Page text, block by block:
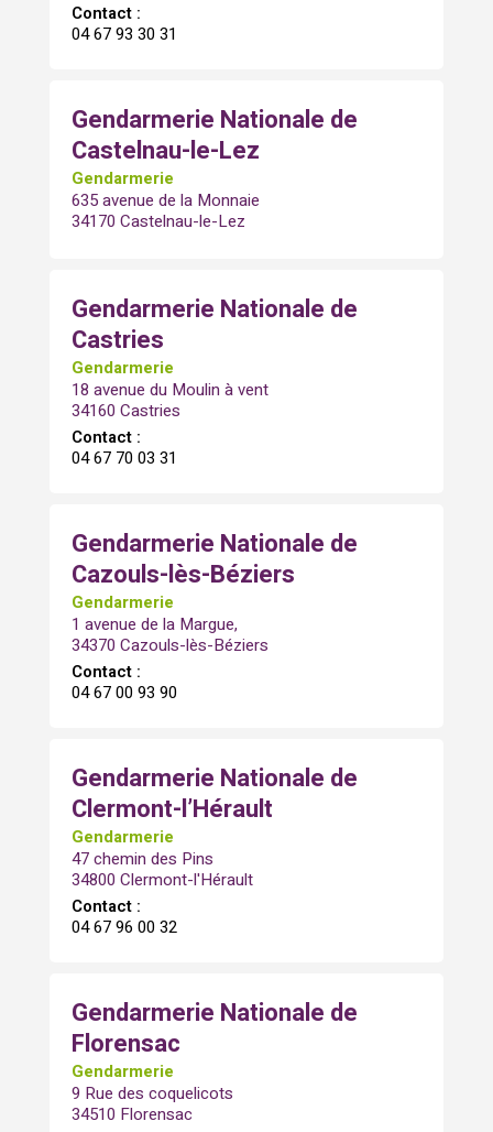
Contact :
04 67 93 30 31
Gendarmerie Nationale de
Castelnau-le-Lez
Gendarmerie
635 avenue de la Monnaie
34170 Castelnau-le-Lez
Gendarmerie Nationale de
Castries
Gendarmerie
18 avenue du Moulin à vent
34160 Castries
Contact :
04 67 70 03 31
Gendarmerie Nationale de
Cazouls-lès-Béziers
Gendarmerie
1 avenue de la Margue,
34370 Cazouls-lès-Béziers
Contact :
04 67 00 93 90
Gendarmerie Nationale de
Clermont-l’Hérault
Gendarmerie
47 chemin des Pins
34800 Clermont-l'Hérault
Contact :
04 67 96 00 32
Gendarmerie Nationale de
Florensac
Gendarmerie
9 Rue des coquelicots
34510 Florensac